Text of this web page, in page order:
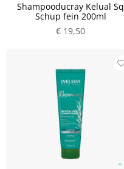
Shampooducray Kelual Sq
Schup fein 200ml
€ 19,50